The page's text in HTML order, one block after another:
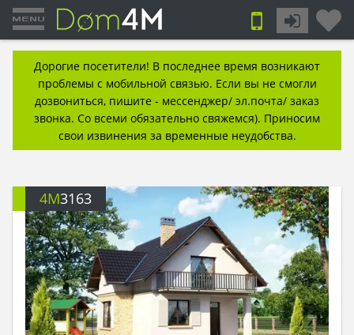
Дорогие посетители! В последнее время возникают
проблемы с мобильной связью. Если вы не смогли
дозвониться, пишите - мессенджер/ эл.почта/ заказ
звонка. Со всеми обязательно свяжемся). Приносим
свои извинения за временные неудобства.
4M3163